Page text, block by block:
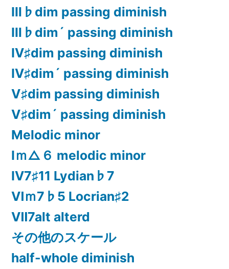
Ⅲ♭dim passing diminish
Ⅲ♭dim´ passing diminish
Ⅳ♯dim passing diminish
Ⅳ♯dim´ passing diminish
Ⅴ♯dim passing diminish
Ⅴ♯dim´ passing diminish
Melodic minor
Ⅰｍ△６ melodic minor
Ⅳ7♯11 Lydian♭7
Ⅵｍ7♭5 Locrian♯2
Ⅶ7alt alterd
その他のスケール
half-whole diminish